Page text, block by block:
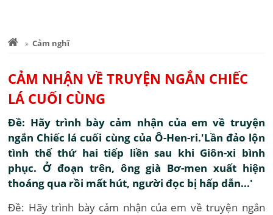
Cảm nghĩ
CẢM NHẬN VỀ TRUYỆN NGẮN CHIẾC
LÁ CUỐI CÙNG
Đề: Hãy trình bày cảm nhận của em về truyện
ngắn Chiếc lá cuối cùng của Ô-Hen-ri.'Lần đảo lộn
tình thế thứ hai tiếp liền sau khi Giôn-xi bình
phục. Ở đoạn trên, ông già Bơ-men xuất hiện
thoáng qua rồi mất hút, người đọc bị hấp dẫn...'
Đề: Hãy trình bày cảm nhận của em về truyện ngắn